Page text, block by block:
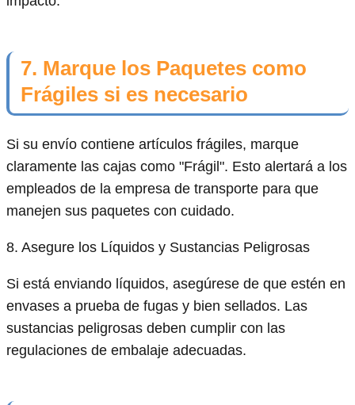
7. Marque los Paquetes como
Frágiles si es necesario
Si su envío contiene artículos frágiles, marque
claramente las cajas como "Frágil". Esto alertará a los
empleados de la empresa de transporte para que
manejen sus paquetes con cuidado.
8. Asegure los Líquidos y Sustancias Peligrosas
Si está enviando líquidos, asegúrese de que estén en
envases a prueba de fugas y bien sellados. Las
sustancias peligrosas deben cumplir con las
regulaciones de embalaje adecuadas.